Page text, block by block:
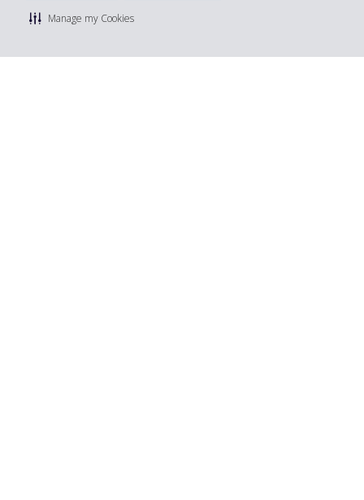
Manage my Cookies
Privacy Policy
Condizioni di Utilizzo
noleggio | Mappa sito Hertz